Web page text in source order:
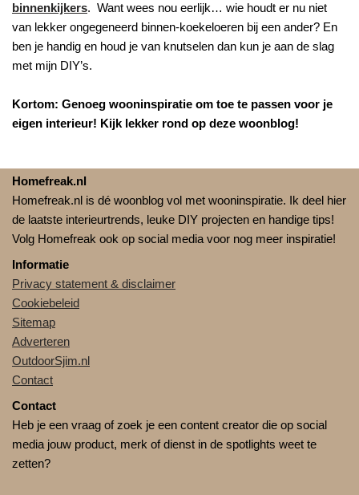
binnenkijkers. Want wees nou eerlijk… wie houdt er nu niet
van lekker ongegeneerd binnen-koekeloeren bij een ander? En
ben je handig en houd je van knutselen dan kun je aan de slag
met mijn DIY’s.
Kortom: Genoeg wooninspiratie om toe te passen voor je
eigen interieur! Kijk lekker rond op deze woonblog!
Homefreak.nl
Homefreak.nl is dé woonblog vol met wooninspiratie. Ik deel hier
de laatste interieurtrends, leuke DIY projecten en handige tips!
Volg Homefreak ook op social media voor nog meer inspiratie!
Informatie
Privacy statement & disclaimer
Cookiebeleid
Sitemap
Adverteren
OutdoorSjim.nl
Contact
Contact
Heb je een vraag of zoek je een content creator die op social
media jouw product, merk of dienst in de spotlights weet te
zetten?